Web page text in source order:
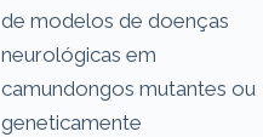
de modelos de doenças
neurológicas em
camundongos mutantes ou
geneticamente